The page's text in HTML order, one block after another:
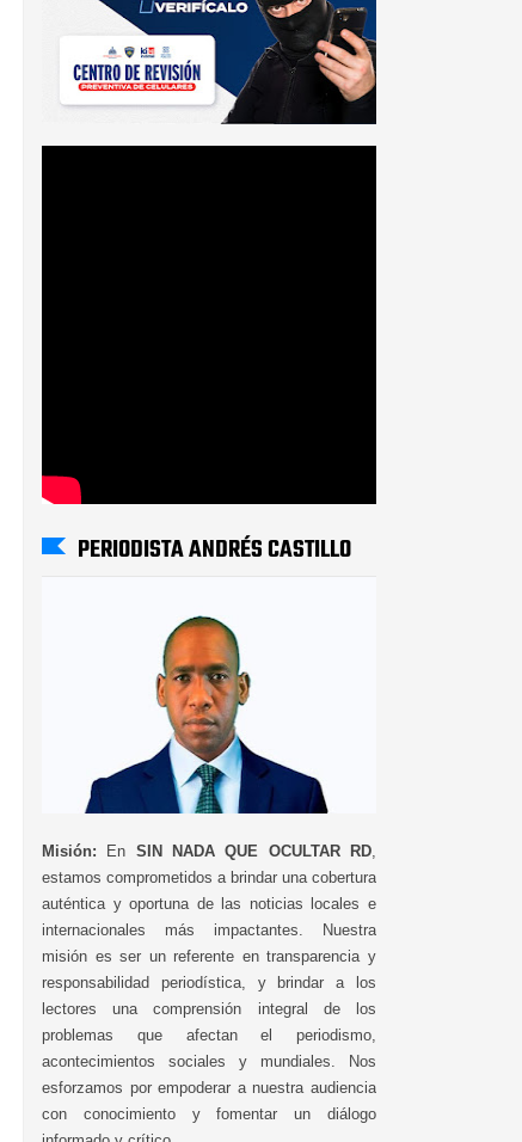
PERIODISTA ANDRÉS CASTILLO
Misión: En SIN NADA QUE OCULTAR RD
estamos comprometidos a brindar una cobertura
auténtica y oportuna de las noticias locales e
internacionales más impactantes. Nuestra
misión es ser un referente en transparencia y
responsabilidad periodística, y brindar a los
lectores una comprensión integral de los
problemas que afectan el periodismo,
acontecimientos sociales y mundiales. Nos
esforzamos por empoderar a nuestra audiencia
con conocimiento y fomentar un diálogo